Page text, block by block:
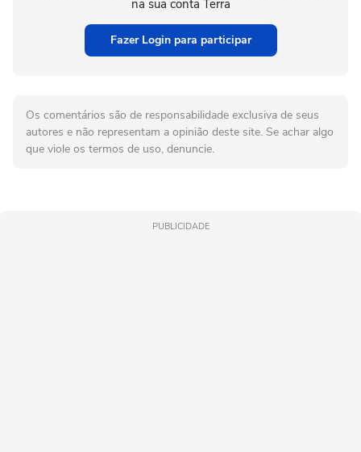
na sua conta Terra
Fazer Login para participar
Os comentários são de responsabilidade exclusiva de seus
autores e não representam a opinião deste site. Se achar algo
que viole os termos de uso, denuncie.
PUBLICIDADE